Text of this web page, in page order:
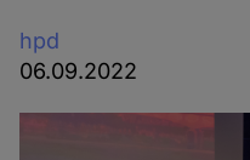
hpd
06.09.2022